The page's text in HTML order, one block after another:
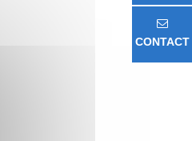
CONTACT